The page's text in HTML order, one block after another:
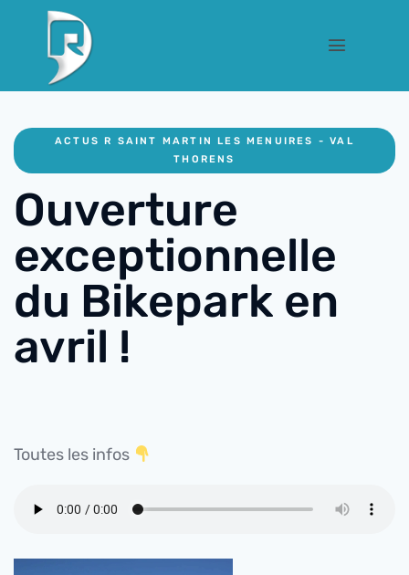
ACTUS R SAINT MARTIN LES MENUIRES - VAL
THORENS
Ouverture
exceptionnelle
du Bikepark en
avril !
Toutes les infos